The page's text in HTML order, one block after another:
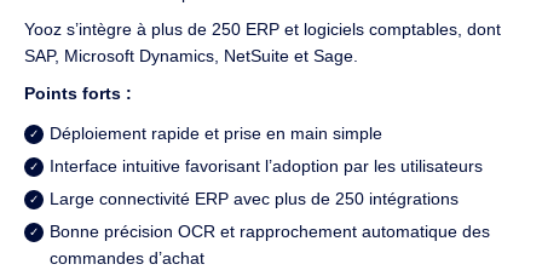
Yooz s’intègre à plus de 250 ERP et logiciels comptables, dont
SAP, Microsoft Dynamics, NetSuite et Sage.
Points forts :
Déploiement rapide et prise en main simple
Interface intuitive favorisant l’adoption par les utilisateurs
Large connectivité ERP avec plus de 250 intégrations
Bonne précision OCR et rapprochement automatique des
commandes d’achat